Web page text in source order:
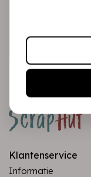
Abonneer
Klantenservice
Informatie